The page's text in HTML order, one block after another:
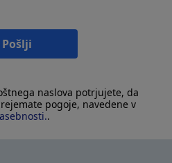
Pošlji
naslova potrjujete, da
pogoje, navedene v
.